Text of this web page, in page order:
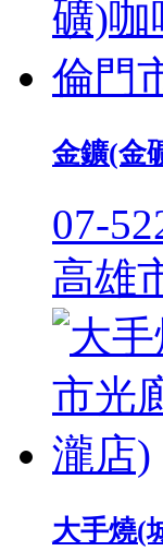
金鑛(金
07-
高雄
大手燒(